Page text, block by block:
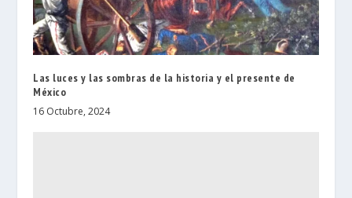
Las luces y las sombras de la historia y el presente de
México
16 Octubre, 2024